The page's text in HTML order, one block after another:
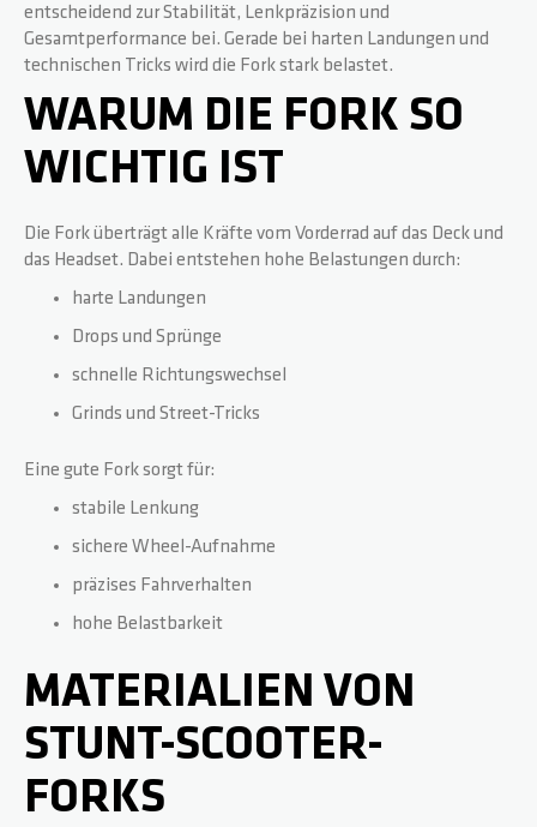
BASE
ROCKY
CRITTER
REAPER RELOADED
ARCHIE COLE
ZERO V2
VENTUS
WAVE TRACK
RADGABELN
DECKS
BREMSEN / SCHRAUBEN
RÄDER / ACHSEN
PEGS
CSG CUSTOM PARTS
HOODIES
WRISTBANDS
PARTNER
FAQ
entscheidend zur Stabilität, Lenkpräzision und
Gesamtperformance bei. Gerade bei harten Landungen und
technischen Tricks wird die Fork stark belastet.
WARUM DIE FORK SO
WICHTIG IST
Die Fork überträgt alle Kräfte vom Vorderrad auf das Deck und
das Headset. Dabei entstehen hohe Belastungen durch:
harte Landungen
Drops und Sprünge
schnelle Richtungswechsel
Grinds und Street-Tricks
Eine gute Fork sorgt für:
stabile Lenkung
sichere Wheel-Aufnahme
präzises Fahrverhalten
hohe Belastbarkeit
MATERIALIEN VON
STUNT-SCOOTER-
FORKS